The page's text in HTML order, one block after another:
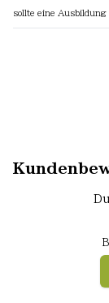
sollte eine